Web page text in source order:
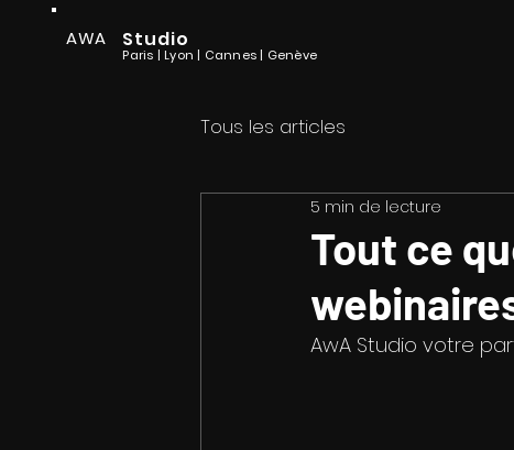
AWA Studio
Paris | Lyon | Cannes | Genève
Tous les articles
Tout ce
5 min de lecture
AwA Studio votre